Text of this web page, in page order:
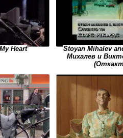
Heart
Stoyan Mihalev
Михалев и